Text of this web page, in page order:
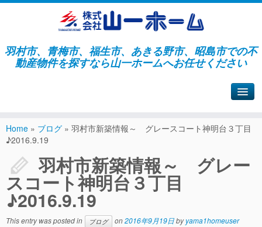
羽村市、青梅市、福生市、あきる野市、昭島市での不
動産物件を探すなら山一ホームへお任せください
Home » ブログ » 羽村市新築情報～ グレースコート神明台３丁目
♪2016.9.19
羽村市新築情報～ グレー
スコート神明台３丁目
♪2016.9.19
This entry was posted in ブログ on2016年9月19日byyama1homeuser